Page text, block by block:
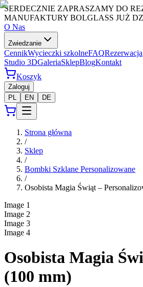
SERDECZNIE ZAPRASZAMY DO
MANUFAKTURY BOLGLASS JUŻ
O Nas
Zwiedzanie
CennikWycieczki szkolneFAQRezerwacja
Studio 3DGaleriaSklepBlogKontakt
Koszyk
Zaloguj
PL
EN DE
Strona główna
/
Sklep
/
Bombki Szklane Personalizowane
/
Osobista Magia Świąt –
Image 1
Image 2
Image 3
Image 4
Osobista Magia
(100 mm)